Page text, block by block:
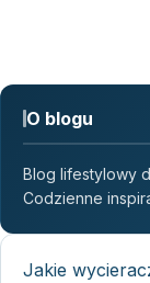
O blogu
Blog lifestylowy
Codzienne
Jakie